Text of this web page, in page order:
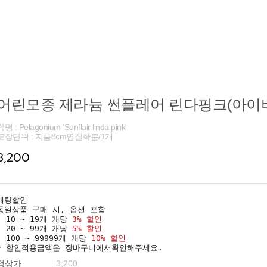
린모종 제라늄 썬플레어 린다핑크(아이
명 : Pelagonium 'Sunflair linda pink'
장단위 : 지름8cm연질화분/1개
량할인
일상품 구매 시, 옵션 포함
10 ~ 19개 개당 3% 할인
20 ~ 99개 개당 5% 할인
100 ~ 99999개 개당 10% 할인
할인적용금액은 장바구니에서확인해주세요.
상가 3,200